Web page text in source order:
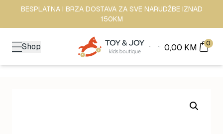
BESPLATNA I BRZA DOSTAVA ZA SVE NARUDŽBE IZNAD
150KM
Shop 0,00 KM 0